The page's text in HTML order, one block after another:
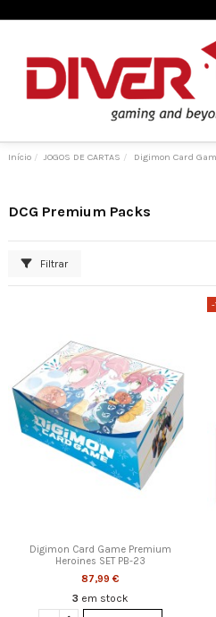
Início JOGOS DE CARTAS Digimon Card
DCG Premium Packs
Filtrar
Digimon Card Game Premium
Heroines SET PB-23
87,99 €
3 em stock
-